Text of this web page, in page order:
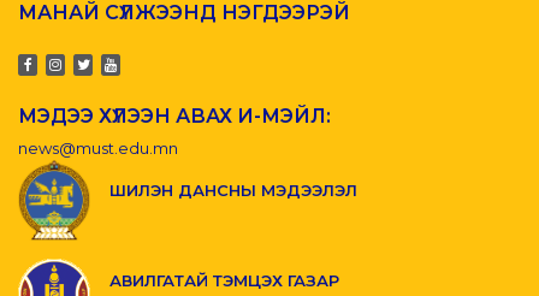
МАНАЙ СҮЛЖЭЭНД НЭГДЭЭРЭЙ
МЭДЭЭ ХҮЛЭЭН АВАХ И-МЭЙЛ:
news@must.edu.mn
ШИЛЭН ДАНСНЫ МЭДЭЭЛЭЛ
АВИЛГАТАЙ ТЭМЦЭХ ГАЗАР